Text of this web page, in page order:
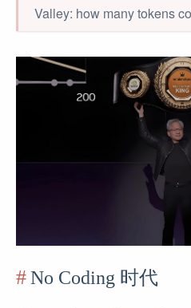
Valley: how many tokens
No Coding 时代